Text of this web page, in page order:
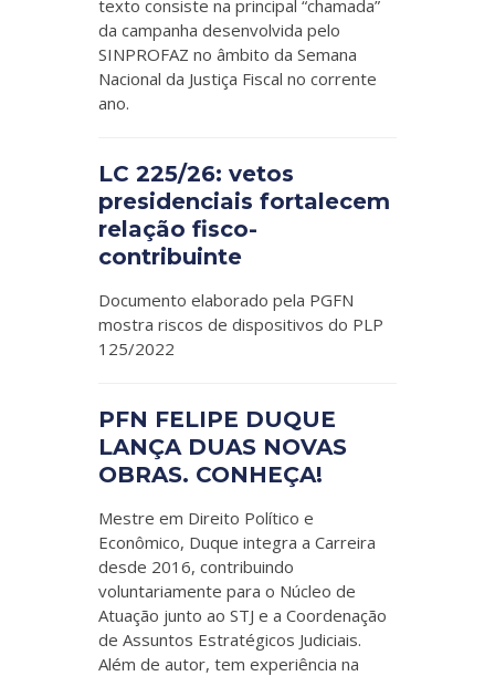
texto consiste na principal “chamada”
da campanha desenvolvida pelo
SINPROFAZ no âmbito da Semana
Nacional da Justiça Fiscal no corrente
ano.
LC 225/26: vetos
presidenciais fortalecem
relação fisco-
contribuinte
Documento elaborado pela PGFN
mostra riscos de dispositivos do PLP
125/2022
PFN FELIPE DUQUE
LANÇA DUAS NOVAS
OBRAS. CONHEÇA!
Mestre em Direito Político e
Econômico, Duque integra a Carreira
desde 2016, contribuindo
voluntariamente para o Núcleo de
Atuação junto ao STJ e a Coordenação
de Assuntos Estratégicos Judiciais.
Além de autor, tem experiência na